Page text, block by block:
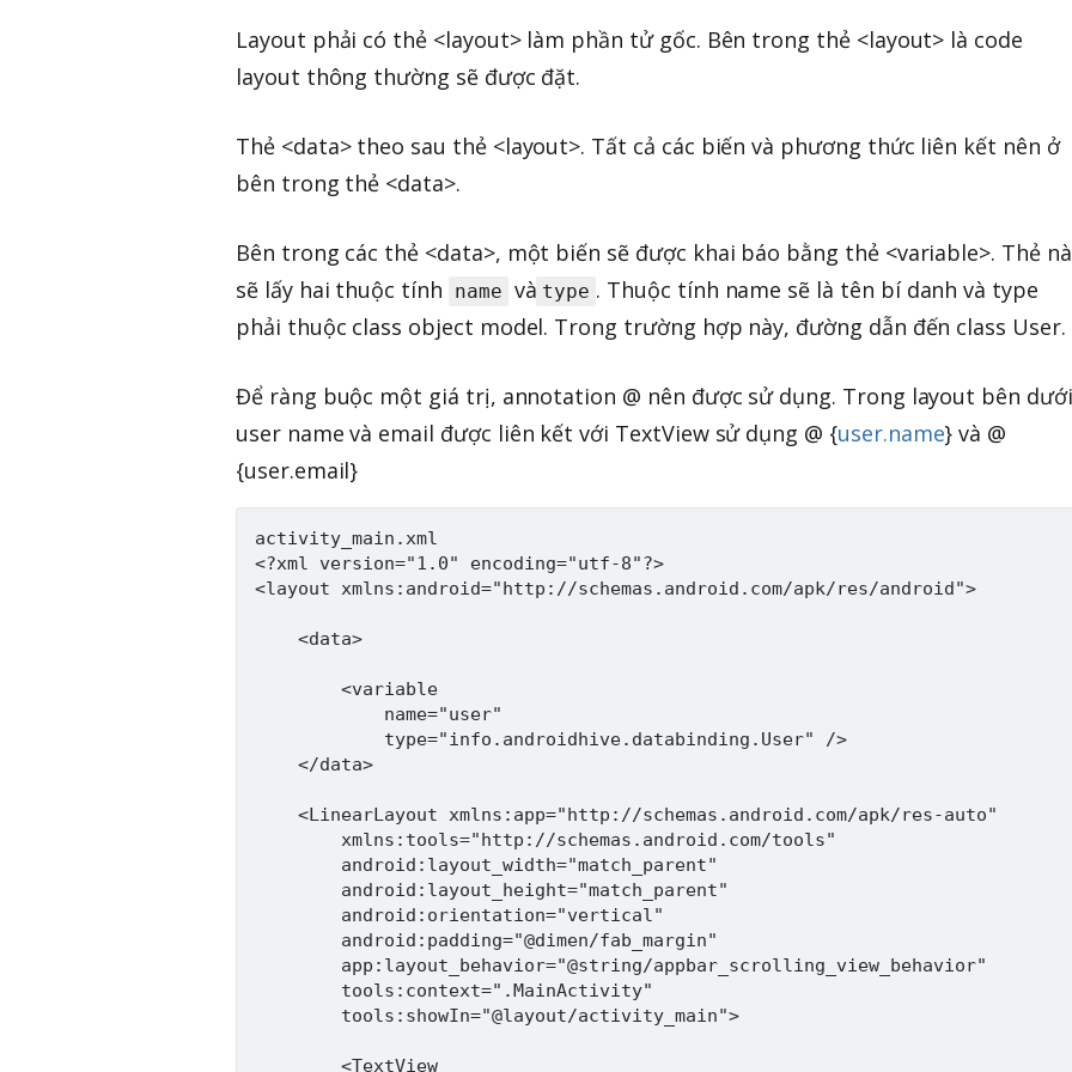
Layout phải có thẻ <layout> làm phần tử gốc. Bên trong thẻ <layout> là code
layout thông thường sẽ được đặt.
Thẻ <data> theo sau thẻ <layout>. Tất cả các biến và phương thức liên kết nên ở
bên trong thẻ <data>.
Bên trong các thẻ <data>, một biến sẽ được khai báo bằng thẻ <variable>. Thẻ
sẽ lấy hai thuộc tính
name và type . Thuộc tính name sẽ là tên bí danh và type
phải thuộc class object model. Trong trường hợp này, đường dẫn đến class User.
Để ràng buộc một giá trị, annotation @ nên được sử dụng. Trong layout bên
user name và email được liên kết với TextView sử dụng @ {user.name} và @
{user.email}
activity_main.xml
<?xml version="1.0" encoding="utf-8"?>
<layout xmlns:android="http://schemas.android.com/apk/res/android">
    <data>
        <variable
            name="user"
            type="info.androidhive.databinding.User" />
    </data>
    <LinearLayout xmlns:app="http://schemas.android.com/apk/res-auto"
        xmlns:tools="http://schemas.android.com/tools"
        android:layout_width="match_parent"
        android:layout_height="match_parent"
        android:orientation="vertical"
        android:padding="@dimen/fab_margin"
        app:layout_behavior="@string/appbar_scrolling_view_behavior"
        tools:context=".MainActivity"
        tools:showIn="@layout/activity_main">
        <TextView